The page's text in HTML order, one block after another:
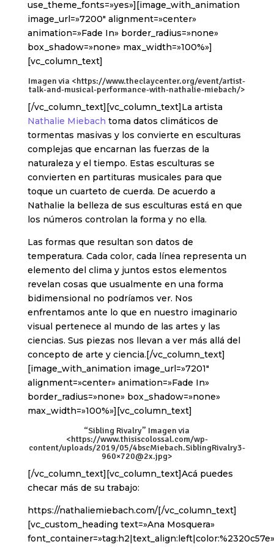
use_theme_fonts=»yes»][image_with_animation
image_url=»7200″ alignment=»center»
animation=»Fade In» border_radius=»none»
box_shadow=»none» max_width=»100%»]
[vc_column_text]
Imagen via <https://www.theclaycenter.org/event/artist-
talk-and-musical-performance-with-nathalie-miebach/>
[/vc_column_text][vc_column_text]La artista
Nathalie Miebach toma datos climáticos de
tormentas masivas y los convierte en esculturas
complejas que encarnan las fuerzas de la
naturaleza y el tiempo. Estas esculturas se
convierten en partituras musicales para que
toque un cuarteto de cuerda. De acuerdo a
Nathalie la belleza de sus esculturas está en que
los números controlan la forma y no ella.
Las formas que resultan son datos de
temperatura. Cada color, cada línea representa un
elemento del clima y juntos estos elementos
revelan cosas que usualmente en una forma
bidimensional no podríamos ver. Nos
enfrentamos ante lo que en nuestro imaginario
visual pertenece al mundo de las artes y las
ciencias. Sus piezas nos llevan a ver más allá del
concepto de arte y ciencia.[/vc_column_text]
[image_with_animation image_url=»7201″
alignment=»center» animation=»Fade In»
border_radius=»none» box_shadow=»none»
max_width=»100%»][vc_column_text]
“Sibling Rivalry” Imagen via
<https://www.thisiscolossal.com/wp-
content/uploads/2019/05/4bscMiebach.SiblingRivalry3-
960×720@2x.jpg>
[/vc_column_text][vc_column_text]Acá puedes
checar más de su trabajo:
https://nathaliemiebach.com/[/vc_column_text]
[vc_custom_heading text=»Ana Mosquera»
font_container=»tag:h2|text_align:left|color:%2320c57e»